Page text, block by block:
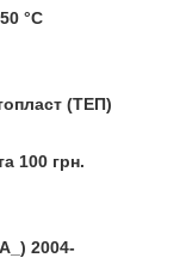
°C
(ТЕП)
100 грн.
2004-